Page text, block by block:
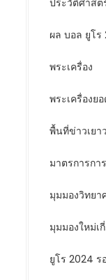
ประวัติศาสต
ผล บอล ยูโร
พระเครื่อง
พระเครื่องย
พื้นที่ข่าวเยา
มาตรการกา
มุมมองวิทยา
มุมมองใหม่เ
ยูโร 2024 ร